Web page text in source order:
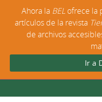
Ahora la BEL ofrece la
artículos de la revista
de archivos
Ir a